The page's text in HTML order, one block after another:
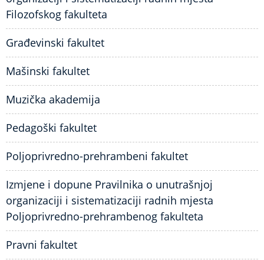
Filozofskog fakulteta
Građevinski fakultet
Mašinski fakultet
Muzička akademija
Pedagoški fakultet
Poljoprivredno-prehrambeni fakultet
Izmjene i dopune Pravilnika o unutrašnjoj
organizaciji i sistematizaciji radnih mjesta
Poljoprivredno-prehrambenog fakulteta
Pravni fakultet